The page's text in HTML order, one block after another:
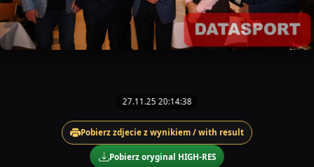
27.11.25 20:14:38
Pobierz zdjecie z wynikiem / with result
Pobierz oryginal HIGH-RES